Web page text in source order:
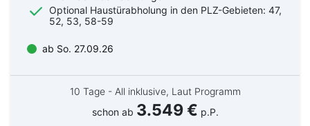
Optional Haustürabholung in den PLZ-Gebieten: 47,
52, 53, 58-59
ab So. 27.09.26
10 Tage - All inklusive, Laut Programm
schon ab 3.549 € p.P.